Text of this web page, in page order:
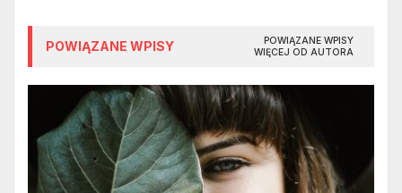
POWIĄZANE WPISY
POWIĄZANE WPISY
WIĘCEJ OD AUTORA